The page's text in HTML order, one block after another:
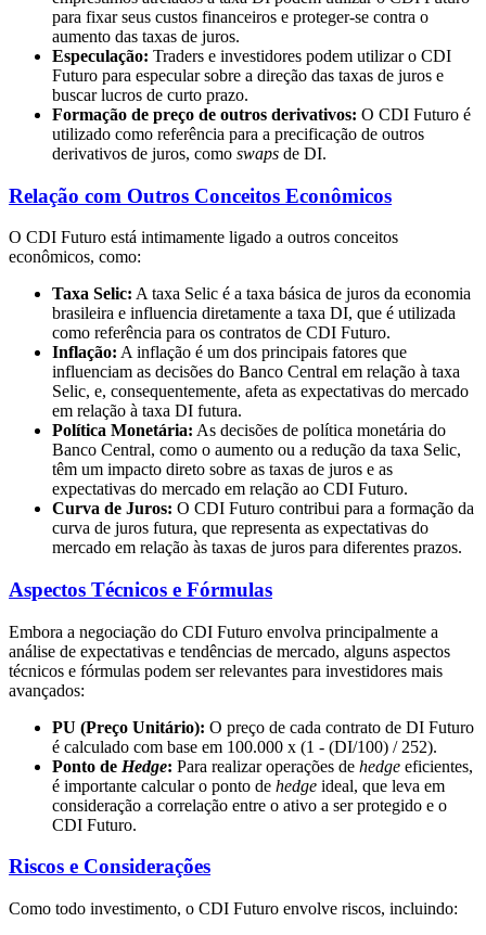
para fixar seus custos financeiros e proteger-se contra o
aumento das taxas de juros.
Especulação: Traders e investidores podem utilizar o CDI
Futuro para especular sobre a direção das taxas de juros e
buscar lucros de curto prazo.
Formação de preço de outros derivativos: O CDI Futuro é
utilizado como referência para a precificação de outros
derivativos de juros, como swaps de DI.
Relação com Outros Conceitos Econômicos
O CDI Futuro está intimamente ligado a outros conceitos
econômicos, como:
Taxa Selic: A taxa Selic é a taxa básica de juros da economia
brasileira e influencia diretamente a taxa DI, que é utilizada
como referência para os contratos de CDI Futuro.
Inflação: A inflação é um dos principais fatores que
influenciam as decisões do Banco Central em relação à taxa
Selic, e, consequentemente, afeta as expectativas do mercado
em relação à taxa DI futura.
Política Monetária: As decisões de política monetária do
Banco Central, como o aumento ou a redução da taxa Selic,
têm um impacto direto sobre as taxas de juros e as
expectativas do mercado em relação ao CDI Futuro.
Curva de Juros: O CDI Futuro contribui para a formação da
curva de juros futura, que representa as expectativas do
mercado em relação às taxas de juros para diferentes prazos.
Aspectos Técnicos e Fórmulas
Embora a negociação do CDI Futuro envolva principalmente a
análise de expectativas e tendências de mercado, alguns aspectos
técnicos e fórmulas podem ser relevantes para investidores mais
avançados:
PU (Preço Unitário): O preço de cada contrato de DI Futuro
é calculado com base em 100.000 x (1 - (DI/100) / 252).
Ponto de Hedge: Para realizar operações de hedge eficientes,
é importante calcular o ponto de hedge ideal, que leva em
consideração a correlação entre o ativo a ser protegido e o
CDI Futuro.
Riscos e Considerações
Como todo investimento, o CDI Futuro envolve riscos, incluindo: